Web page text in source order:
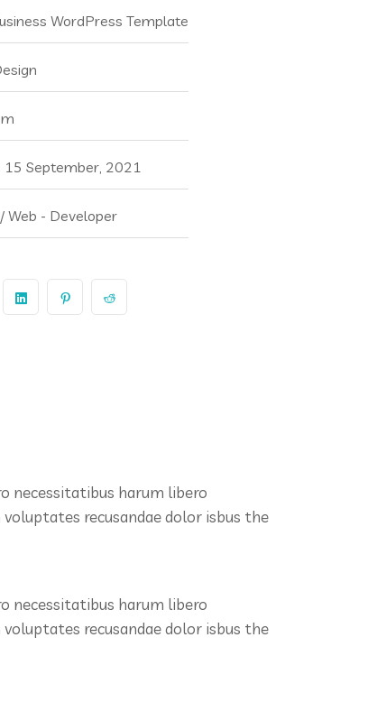
WordPress Template
15 September, 2021
Web - Developer
necessitatibus harum libero
recusandae dolor isbus the
necessitatibus harum libero
recusandae dolor isbus the